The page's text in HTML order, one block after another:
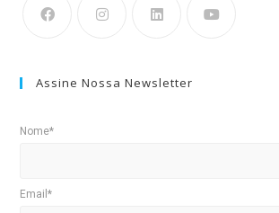
Assine Nossa Newsletter
Nome*
Email*